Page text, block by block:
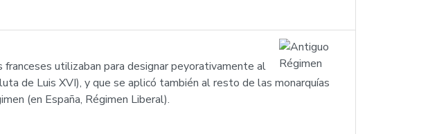
utilizaban para designar peyorativamente al
de Luis XVI), y que se aplicó también al resto de las monarquías
(en España, Régimen Liberal).